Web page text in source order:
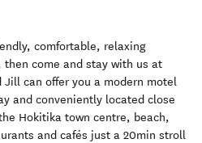
comfortable, relaxing
come and stay with us at
Jill can offer you a modern motel
and conveniently located close
Hokitika town centre, beach,
and cafés just a 20min stroll